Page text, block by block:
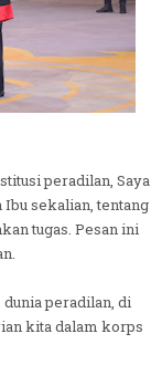
peradilan, Saya
sekalian, tentang
tugas. Pesan ini
peradilan, di
kita dalam korps